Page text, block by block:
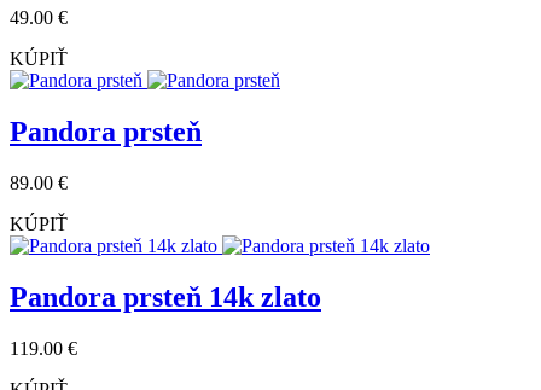
49.00 €
KÚPIŤ
Pandora prsteň
89.00 €
KÚPIŤ
Pandora prsteň 14k zlato
119.00 €